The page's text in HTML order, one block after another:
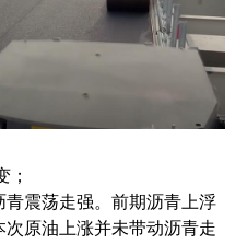
；
震荡走强。前期沥青上浮
原油上涨并未带动沥青走